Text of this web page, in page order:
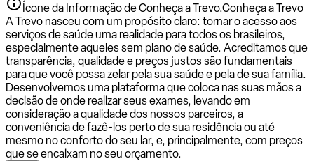
Ícone da Informação de Conheça a Trevo.Conheça a Trevo
A Trevo nasceu com um propósito claro: tornar o acesso aos
serviços de saúde uma realidade para todos os brasileiros,
especialmente aqueles sem plano de saúde. Acreditamos que
transparência, qualidade e preços justos são fundamentais
para que você possa zelar pela sua saúde e pela de sua família.
Desenvolvemos uma plataforma que coloca nas suas mãos a
decisão de onde realizar seus exames, levando em
consideração a qualidade dos nossos parceiros, a
conveniência de fazê-los perto de sua residência ou até
mesmo no conforto do seu lar, e, principalmente, com preços
que se encaixam no seu orçamento.